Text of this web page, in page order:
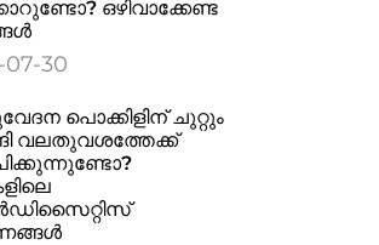
ഒഴിവാക്കേണ്ട
07-30
പൊക്കിളിന് ചുറ്റും
വലതുവശത്തേക്ക്